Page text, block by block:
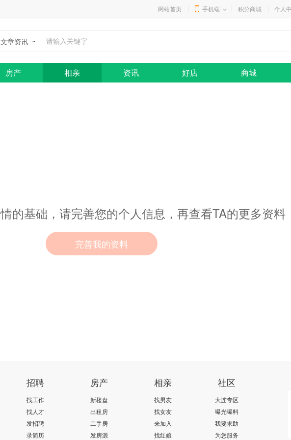
网站首页 手机端 积分商城 个人
文章资讯
房产 相亲 资讯 好店 商城
的基础，请完善您的个人信息，再查看TA的更多资料
完善我的资料
招聘
找工作
找人才
发招聘
录简历
房产
新楼盘
出租房
二手房
发房源
相亲
找男友
找女友
来加入
找红娘
社区
大连专区
曝光曝料
我要求助
为您服务